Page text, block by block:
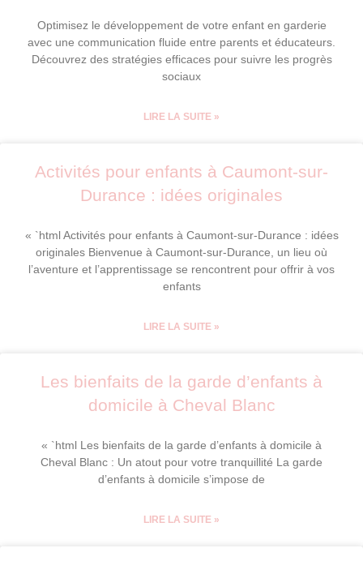
Optimisez le développement de votre enfant en garderie
avec une communication fluide entre parents et éducateurs.
Découvrez des stratégies efficaces pour suivre les progrès
sociaux
LIRE LA SUITE »
Activités pour enfants à Caumont-sur-
Durance : idées originales
« `html Activités pour enfants à Caumont-sur-Durance : idées
originales Bienvenue à Caumont-sur-Durance, un lieu où
l’aventure et l’apprentissage se rencontrent pour offrir à vos
enfants
LIRE LA SUITE »
Les bienfaits de la garde d’enfants à
domicile à Cheval Blanc
« `html Les bienfaits de la garde d’enfants à domicile à
Cheval Blanc : Un atout pour votre tranquillité La garde
d’enfants à domicile s’impose de
LIRE LA SUITE »